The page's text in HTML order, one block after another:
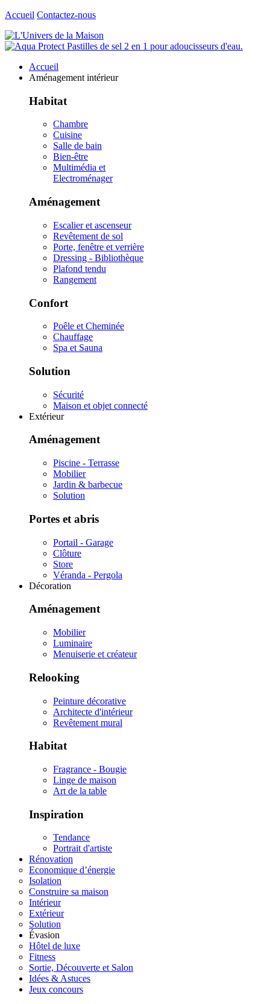
Accueil Contactez-nous
Accueil
Aménagement intérieur
Habitat
Chambre
Cuisine
Salle de bain
Bien-être
Multimédia et
Electroménager
Aménagement
Escalier et ascenseur
Revêtement de sol
Porte, fenêtre et verrière
Dressing - Bibliothèque
Plafond tendu
Rangement
Confort
Poêle et Cheminée
Chauffage
Spa et Sauna
Solution
Sécurité
Maison et objet connecté
Extérieur
Aménagement
Piscine - Terrasse
Mobilier
Jardin & barbecue
Solution
Portes et abris
Portail - Garage
Clôture
Store
Véranda - Pergola
Décoration
Aménagement
Mobilier
Luminaire
Menuiserie et créateur
Relooking
Peinture décorative
Architecte d'intérieur
Revêtement mural
Habitat
Fragrance - Bougie
Linge de maison
Art de la table
Inspiration
Tendance
Portrait d'artiste
Rénovation
Economique d’énergie
Isolation
Construire sa maison
Intérieur
Extérieur
Solution
Évasion
Hôtel de luxe
Fitness
Sortie, Découverte et Salon
Idées & Astuces
Jeux concours